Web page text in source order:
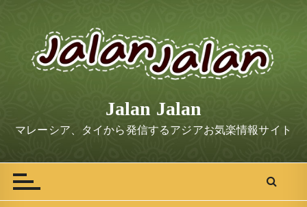
t
Jalan Jalan
マレーシア、タイから発信するアジアお気楽情報サイト